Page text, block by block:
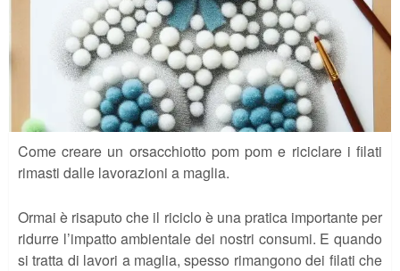
Come creare un orsacchiotto pom pom e riciclare i filati
rimasti dalle lavorazioni a maglia.
Ormai è risaputo che il riciclo è una pratica importante per
ridurre l’impatto ambientale dei nostri consumi. E quando
si tratta di lavori a maglia, spesso rimangono dei filati che